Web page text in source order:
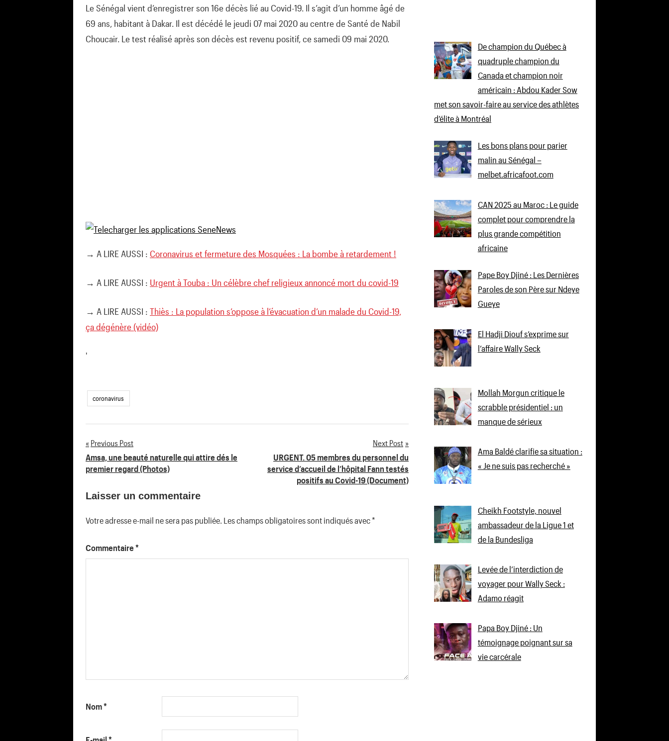
Le Sénégal vient d’enregistrer son 16e décès lié au Covid-19. Il s’agit d’un homme âgé de
69 ans, habitant à Dakar. Il est décédé le jeudi 07 mai 2020 au centre de Santé de Nabil
Choucair. Le test réalisé après son décès est revenu positif, ce samedi 09 mai 2020.
→ A LIRE AUSSI : Coronavirus et fermeture des Mosquées : La bombe à retardement !
→ A LIRE AUSSI : Urgent à Touba : Un célèbre chef religieux annoncé mort du covid-19
→ A LIRE AUSSI : Thiès : La population s’oppose à l’évacuation d’un malade du Covid-19,
ça dégénère (vidéo)
'
coronavirus
Navigation
de
l’article
Previous Post
Amsa, une beauté naturelle qui attire dés le
premier regard (Photos)
Next Post
URGENT. 05 membres du personnel du
service d’accueil de l’hôpital Fann testés
positifs au Covid-19 (Document)
Laisser un commentaire
Votre adresse e-mail ne sera pas publiée. Les champs obligatoires sont indiqués avec*
Commentaire *
Nom*
De champion du Québec à
quadruple champion du
Canada et champion noir
américain : Abdou Kader Sow
met son savoir-faire au service des athlètes
d’élite à Montréal
Les bons plans pour parier
malin au Sénégal –
melbet.africafoot.com
CAN 2025 au Maroc : Le guide
complet pour comprendre la
plus grande compétition
africaine
Pape Boy Djiné : Les Dernières
Paroles de son Père sur Ndeye
Gueye
El Hadji Diouf s’exprime sur
l’affaire Wally Seck
Mollah Morgun critique le
scrabble présidentiel : un
manque de sérieux
Ama Baldé clarifie sa situation :
« Je ne suis pas recherché »
Cheikh Footstyle, nouvel
ambassadeur de la Ligue 1 et
de la Bundesliga
Levée de l’interdiction de
voyager pour Wally Seck :
Adamo réagit
Papa Boy Djiné : Un
témoignage poignant sur sa
vie carcérale